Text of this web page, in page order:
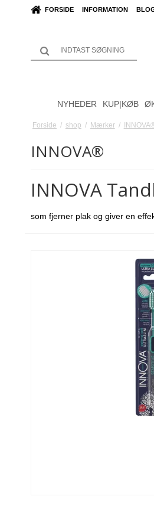
FORSIDE INFORMATION
NYHEDER KUP|KØB
Forside / shop / Mærker /
INNOVA®
INNOVA
som fjerner plak og giver en